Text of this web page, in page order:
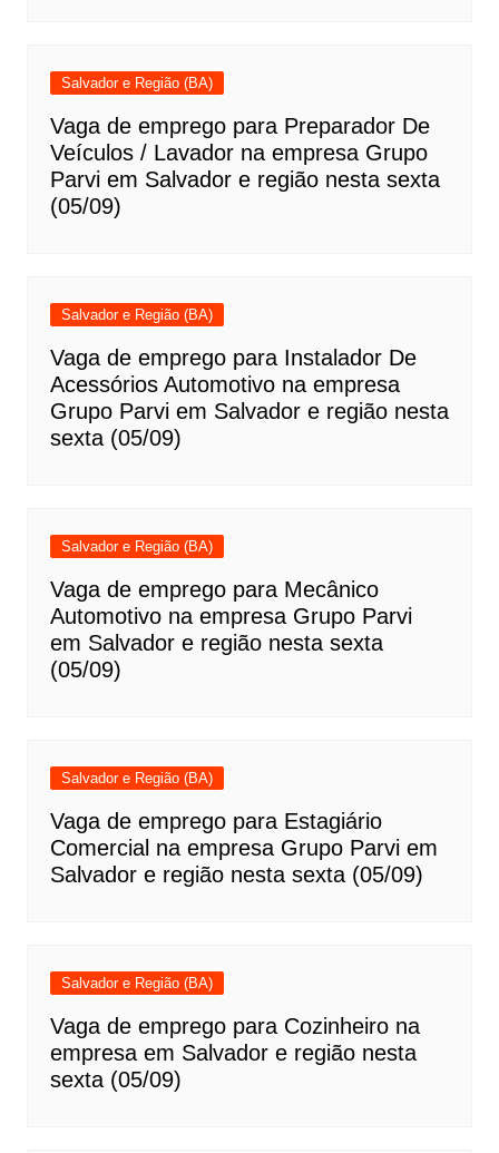
Salvador e Região (BA)
Vaga de emprego para Preparador De
Veículos / Lavador na empresa Grupo
Parvi em Salvador e região nesta sexta
(05/09)
Salvador e Região (BA)
Vaga de emprego para Instalador De
Acessórios Automotivo na empresa
Grupo Parvi em Salvador e região nesta
sexta (05/09)
Salvador e Região (BA)
Vaga de emprego para Mecânico
Automotivo na empresa Grupo Parvi
em Salvador e região nesta sexta
(05/09)
Salvador e Região (BA)
Vaga de emprego para Estagiário
Comercial na empresa Grupo Parvi em
Salvador e região nesta sexta (05/09)
Salvador e Região (BA)
Vaga de emprego para Cozinheiro na
empresa em Salvador e região nesta
sexta (05/09)